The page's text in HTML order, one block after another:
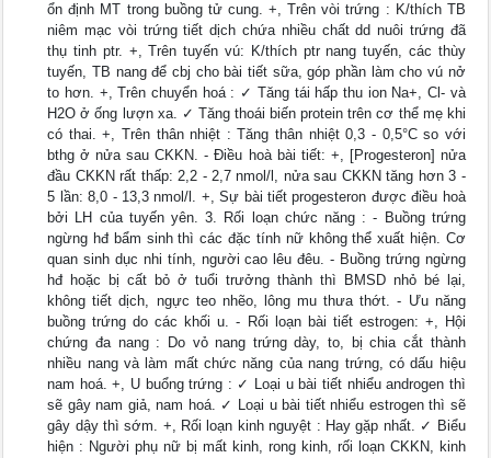
ổn định MT trong buồng tử cung. +, Trên vòi trứng : K/thích TB
niêm mạc vòi trứng tiết dịch chứa nhiều chất dd nuôi trứng đã
thụ tinh ptr. +, Trên tuyến vú: K/thích ptr nang tuyến, các thùy
tuyến, TB nang để cbj cho bài tiết sữa, góp phần làm cho vú nở
to hơn. +, Trên chuyển hoá : ✓ Tăng tái hấp thu ion Na+, Cl- và
H2O ở ống lượn xa. ✓ Tăng thoái biến protein trên cơ thể mẹ khi
có thai. +, Trên thân nhiệt : Tăng thân nhiệt 0,3 - 0,5°C so với
bthg ở nửa sau CKKN. - Điều hoà bài tiết: +, [Progesteron] nửa
đầu CKKN rất thấp: 2,2 - 2,7 nmol/l, nửa sau CKKN tăng hơn 3 -
5 lần: 8,0 - 13,3 nmol/l. +, Sự bài tiết progesteron được điều hoà
bởi LH của tuyến yên. 3. Rối loạn chức năng : - Buồng trứng
ngừng hđ bẩm sinh thì các đặc tính nữ không thể xuất hiện. Cơ
quan sinh dục nhi tính, người cao lêu đêu. - Buồng trứng ngừng
hđ hoặc bị cất bỏ ở tuổi trưởng thành thì BMSD nhỏ bé lại,
không tiết dịch, ngực teo nhẽo, lông mu thưa thớt. - Ưu năng
buồng trứng do các khối u. - Rối loạn bài tiết estrogen: +, Hội
chứng đa nang : Do vỏ nang trứng dày, to, bị chia cắt thành
nhiều nang và làm mất chức năng của nang trứng, có dấu hiệu
nam hoá. +, U buổng trứng : ✓ Loại u bài tiết nhiểu androgen thì
sẽ gây nam giả, nam hoá. ✓ Loại u bài tiết nhiểu estrogen thì sẽ
gây dậy thì sớm. +, Rối loạn kinh nguyệt : Hay gặp nhất. ✓ Biểu
hiện : Người phụ nữ bị mất kinh, rong kinh, rối loạn CKKN, kinh